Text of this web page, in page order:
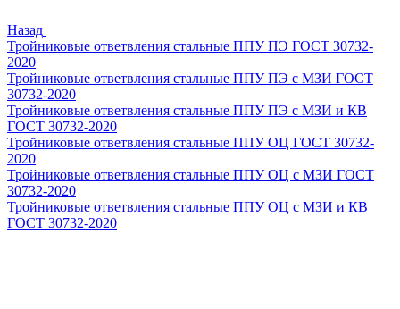
Назад
Тройниковые ответвления стальные ППУ ПЭ ГОСТ 30732-
2020
Тройниковые ответвления стальные ППУ ПЭ с МЗИ ГОСТ
30732-2020
Тройниковые ответвления стальные ППУ ПЭ с МЗИ и КВ
ГОСТ 30732-2020
Тройниковые ответвления стальные ППУ ОЦ ГОСТ 30732-
2020
Тройниковые ответвления стальные ППУ ОЦ с МЗИ ГОСТ
30732-2020
Тройниковые ответвления стальные ППУ ОЦ с МЗИ и КВ
ГОСТ 30732-2020